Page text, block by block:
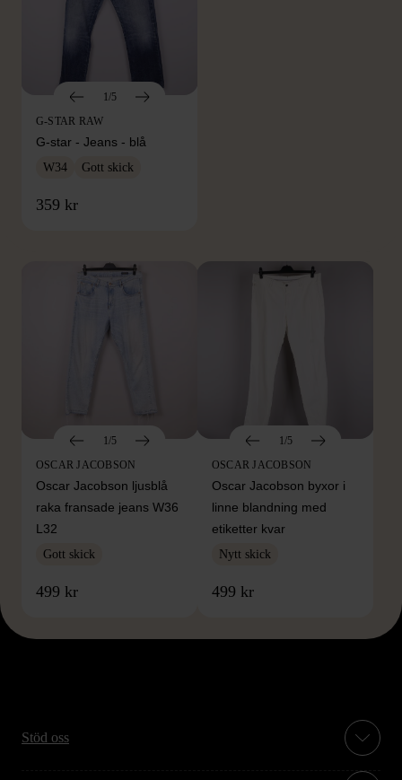
1/5
G-STAR RAW
G-star - Jeans - blå
W34 Gott skick
359 kr
FRÅN SAMMA VARUMÄRKE
1/5
OSCAR JACOBSON
Oscar Jacobson ljusblå
raka fransade jeans W36
L32
Gott skick
499 kr
1/5
OSCAR JACOBSON
Oscar Jacobson byxor i
linne blandning med
etiketter kvar
Nytt skick
499 kr
Stöd oss